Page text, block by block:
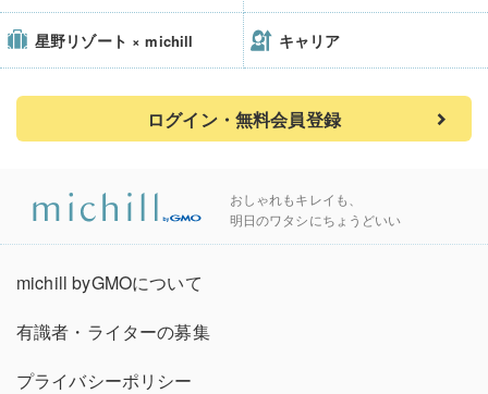
星野リゾート × michill キャリア
ログイン・無料会員登録
おしゃれもキレイも、
明日のワタシにちょうどいい
michill byGMOについて
有識者・ライターの募集
プライバシーポリシー